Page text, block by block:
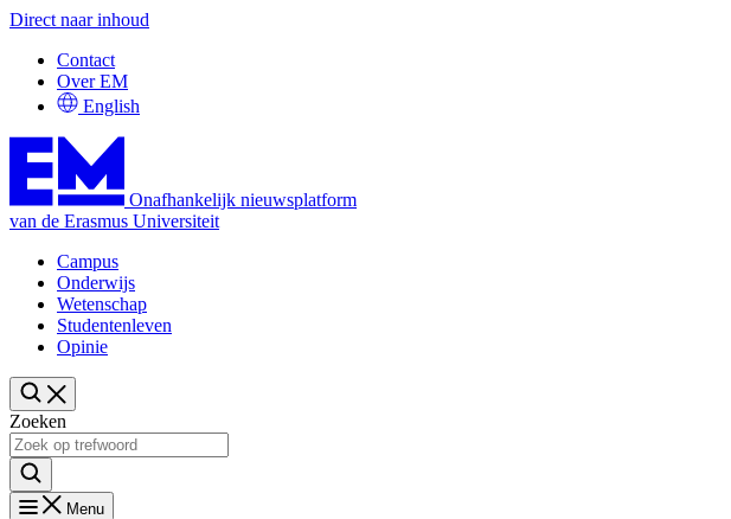
Direct naar inhoud
Contact
Over EM
English
Onafhankelijk nieuwsplatform
van de Erasmus Universiteit
Campus
Onderwijs
Wetenschap
Studentenleven
Opinie
Zoeken
Menu